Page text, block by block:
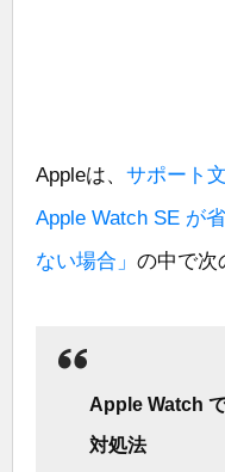
Appleは、 サポート
Apple Watch SE が
ない場合」 の中で次
Apple Watch
対処法